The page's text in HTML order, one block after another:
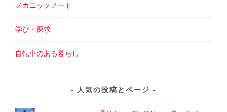
メカニックノート
学び・探求
自転車のある暮らし
人気の投稿とページ